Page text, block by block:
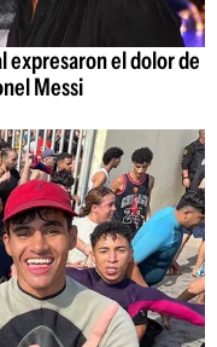
expresaron el dolor de
Messi